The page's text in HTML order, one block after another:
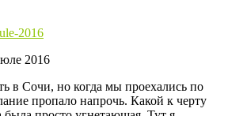
2016
в Сочи, но когда мы проехались по
пропало напрочь. Какой к черту